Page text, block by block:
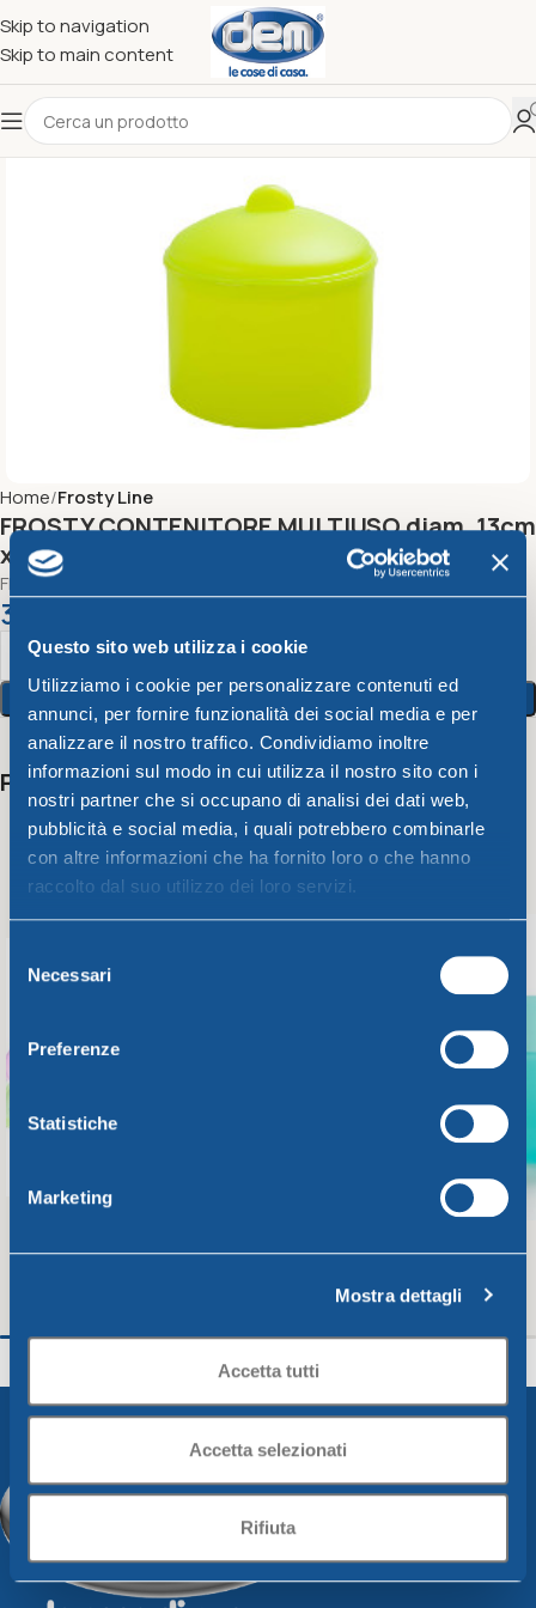
Questo sito web utilizza i cookie
Utilizziamo i cookie per personalizzare contenuti ed
annunci, per fornire funzionalità dei social media e per
analizzare il nostro traffico. Condividiamo inoltre
informazioni sul modo in cui utilizza il nostro sito con i
nostri partner che si occupano di analisi dei dati web,
pubblicità e social media, i quali potrebbero combinarle
con altre informazioni che ha fornito loro o che hanno
raccolto dal suo utilizzo dei loro servizi.
delNecessari
Preferenze
Statistiche
Marketing
Mostra dettagli
Accetta tutti
Accetta selezionati
Rifiuta
Skip to navigation
Skip to main content
Home Frosty Line
FROSTY CONTENITORE MULTIUSO diam. 13cm
x h. 17,5cm Lt.1,5
FROSTY CONTENITORE MULTIUSO diam. 13cm x h. 17,5cm Lt.1,5
3,61
Aggiungi Al Carrello
Potrebbero interessarti anche
7,14€
2,20€